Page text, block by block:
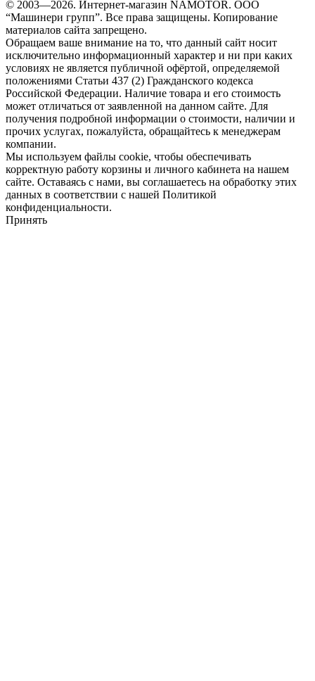
© 2003—2026. Интернет-магазин NAMOTOR. ООО
“Машинери групп”. Все права защищены. Копирование
материалов сайта запрещено.
Обращаем ваше внимание на то, что данный сайт носит
исключительно информационный характер и ни при каких
условиях не является публичной офёртой, определяемой
положениями Статьи 437 (2) Гражданского кодекса
Российской Федерации. Наличие товара и его стоимость
может отличаться от заявленной на данном сайте. Для
получения подробной информации о стоимости, наличии и
прочих услугах, пожалуйста, обращайтесь к менеджерам
компании.
Мы используем файлы cookie, чтобы обеспечивать
корректную работу корзины и личного кабинета на нашем
сайте. Оставаясь с нами, вы соглашаетесь на обработку этих
данных в соответствии с нашей Политикой
конфиденциальности.
Принять